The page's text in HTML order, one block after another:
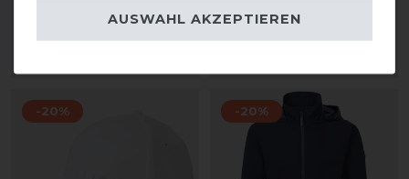
59,99 € *
-20% -20%
AUSWAHL AKZEPTIEREN